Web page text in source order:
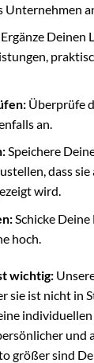
Unternehmen
Deinen
Überprüfe
an.
Speichere
dass sie
wird.
Schicke
hoch.
wichtig:
sie ist nicht in
und
größer sind